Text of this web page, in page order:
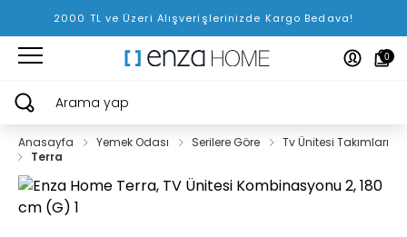
2000 TL ve Üzeri Alışverişlerinizde Kargo Bedava!
0
Arama yap
Anasayfa Yemek Odası Serilere Göre
Tv Ünitesi Takımları
Terra